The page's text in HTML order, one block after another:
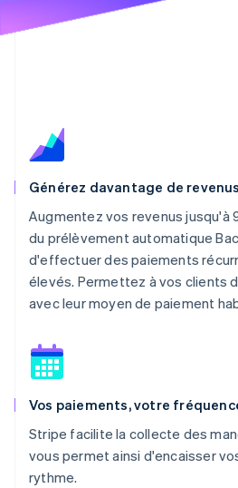
Générez davantage de revenus
Augmentez vos revenus jusqu'à
du prélèvement automatique
d'effectuer des paiements
élevés. Permettez à vos clients
avec leur moyen de paiement
Vos paiements, votre
Stripe facilite la collecte des
vous permet ainsi d'encaisser
rythme.